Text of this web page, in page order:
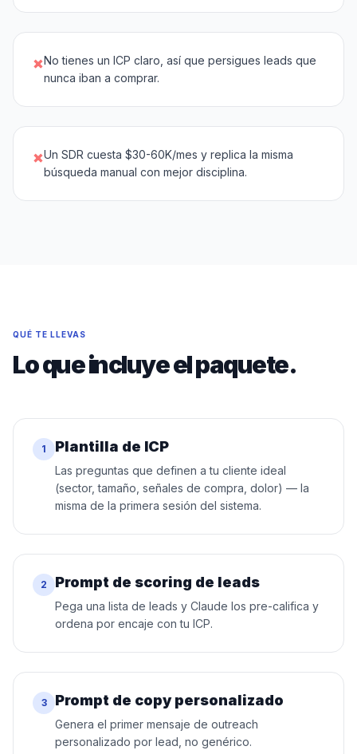
×No tienes un ICP claro, así que persigues leads que
nunca iban a comprar.
×Un SDR cuesta $30-60K/mes y replica la misma
búsqueda manual con mejor disciplina.
QUÉ TE LLEVAS
Lo que incluye el paquete.
1 Plantilla de ICP
Las preguntas que definen a tu cliente ideal
(sector, tamaño, señales de compra, dolor) — la
misma de la primera sesión del sistema.
2 Prompt de scoring de leads
Pega una lista de leads y Claude los pre-califica y
ordena por encaje con tu ICP.
3 Prompt de copy personalizado
Genera el primer mensaje de outreach
personalizado por lead, no genérico.